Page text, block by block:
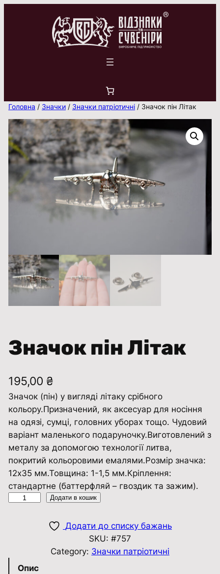
Головна / Значки/ Значки патріотичні/ Значок пін Літак
Значок пін Літак
195,00 ₴
Значок (пін) у вигляді літаку срібного
кольору.Призначений, як аксесуар для носіння
на одязі, сумці, головних уборах тощо. Чудовий
варіант маленького подаруночку.Виготовлений з
металу за допомогою технології литва,
покритий кольоровими емалями.Розмір значка:
12х35 мм.Товщина: 1-1,5 мм.​​​​​​​Кріплення:
стандартне (баттерфляй – гвоздик та зажим).
Додати в кошик
Додати до списку бажань
SKU: #757
Category: Значки патріотичні
Опис